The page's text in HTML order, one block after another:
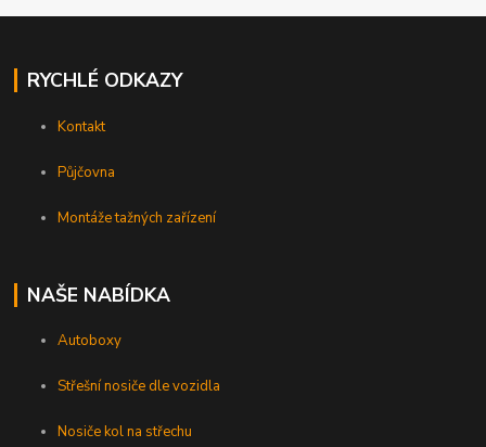
RYCHLÉ ODKAZY
Kontakt
Půjčovna
Montáže tažných zařízení
NAŠE NABÍDKA
Autoboxy
Střešní nosiče dle vozidla
Nosiče kol na střechu